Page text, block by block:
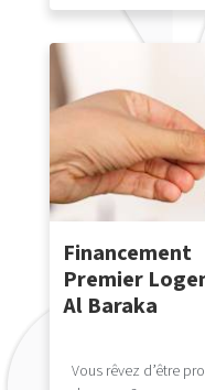
Financement
Premier
Al Baraka
Vous rêvez d’être